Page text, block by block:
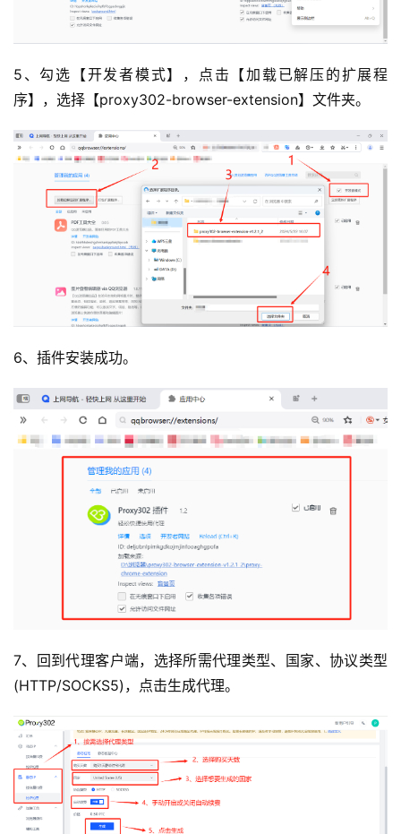
5、勾选【开发者模式】，点击【加载已解压的扩展程
序】，选择【proxy302-browser-extension】文件夹。
6、插件安装成功。
7、回到代理客户端，选择所需代理类型、国家、协议类型
(HTTP/SOCKS5)，点击生成代理。